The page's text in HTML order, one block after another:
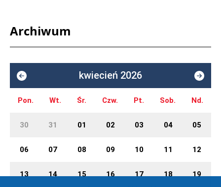
Archiwum
kwiecień 2026
Pon. Wt. Śr. Czw. Pt. Sob. Nd.
30 31 01 02 03 04 05
06 07 08 09 10 11 12
13 14 15 16 17 18 19